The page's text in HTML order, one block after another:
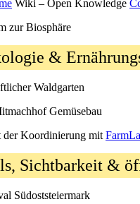
Wiki – Open Knowledge
zur Biosphäre
&
Waldgarten
Gemüsebau
Koordinierung mit
Sichtbarkeit &
Südoststeiermark